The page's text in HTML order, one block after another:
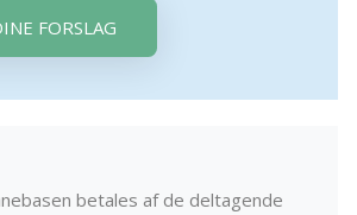
FORSLAG
betales af de deltagende